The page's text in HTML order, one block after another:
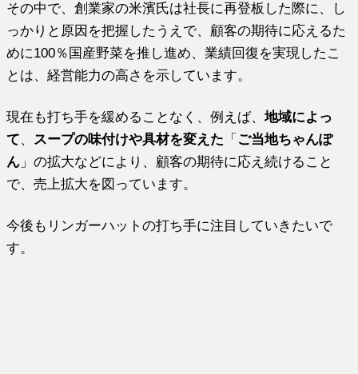
その中で、創業家の米濱氏は社長に再登板した際に、し
っかりと原因を把握したうえで、顧客の期待に応えるた
めに100％国産野菜を推し進め、業績回復を実現したこ
とは、経営能力の高さを示しています。
現在も打ち手を緩めることなく、例えば、地域によっ
て、 スープの味付けや具材を変えた 「 ご当地ちゃんぽ
ん 」の拡大などにより、顧客の期待に応え続けること
で、売上拡大を図っています。
今後もリンガーハットの打ち手に注目していきたいで
す。